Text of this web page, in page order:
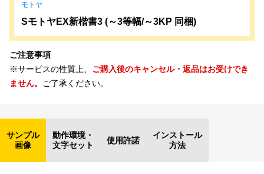
モトヤ
SモトヤEX新楷書3 (～3等幅/～3KP 同梱)
ご注意事項
※サービスの性質上、 ご購入後のキャンセル・返品はお受けでき
ません。 ご了承ください。
サンプル
画像
動作環境・
文字セット
使用許諾
インストール
方法